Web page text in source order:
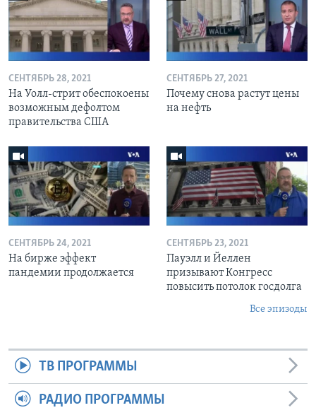
СЕНТЯБРЬ 28, 2021
На Уолл-стрит обеспокоены
возможным дефолтом
правительства США
СЕНТЯБРЬ 27, 2021
Почему снова растут цены
на нефть
СЕНТЯБРЬ 24, 2021
На бирже эффект
пандемии продолжается
СЕНТЯБРЬ 23, 2021
Пауэлл и Йеллен
призывают Конгресс
повысить потолок госдолга
Все эпизоды
ТВ ПРОГРАММЫ
РАДИО ПРОГРАММЫ